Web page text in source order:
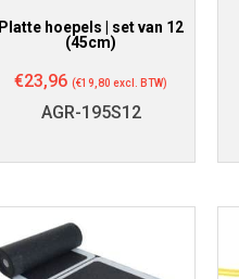
Platte hoepels | set van 12
(45cm)
€23,96 (€19,80 excl. BTW)
AGR-195S12